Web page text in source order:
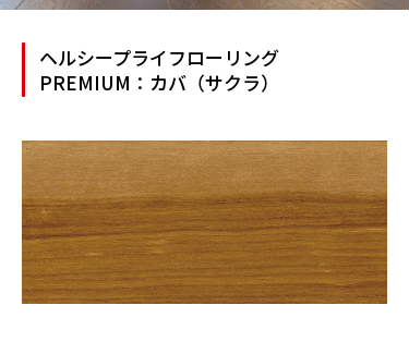
施工事例
メンテナンス
採用情報
サステナビリティ
ヘルシープライフローリング
PREMIUM：カバ（サクラ）